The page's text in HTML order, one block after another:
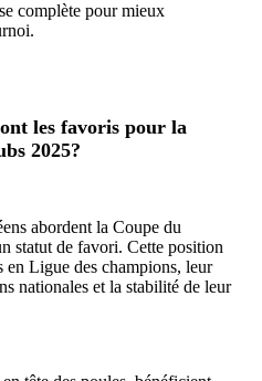
complète pour mieux
les favoris pour la
2025?
abordent la Coupe du
statut de favori. Cette position
en Ligue des champions, leur
nationales et la stabilité de leur